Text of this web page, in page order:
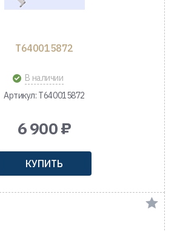
T640015872
В наличии
Артикул: T640015872
6 900 ₽
КУПИТЬ